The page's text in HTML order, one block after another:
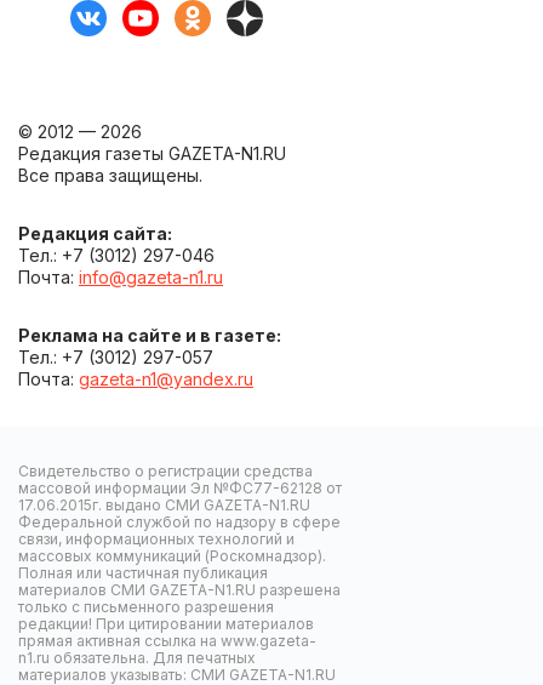
© 2012 — 2026
Редакция газеты GAZETA-N1.RU
Все права защищены.
Редакция сайта:
Тел.: +7 (3012) 297-046
Почта: info@gazeta-n1.ru
Реклама на сайте и в газете:
Тел.: +7 (3012) 297-057
Почта: gazeta-n1@yandex.ru
Свидетельство о регистрации средства
массовой информации Эл №ФС77-62128 от
17.06.2015г. выдано СМИ GAZETA-N1.RU
Федеральной службой по надзору в сфере
связи, информационных технологий и
массовых коммуникаций (Роскомнадзор).
Полная или частичная публикация
материалов СМИ GAZETA-N1.RU разрешена
только с письменного разрешения
редакции! При цитировании материалов
прямая активная ссылка на www.gazeta-
n1.ru обязательна. Для печатных
материалов указывать: СМИ GAZETA-N1.RU